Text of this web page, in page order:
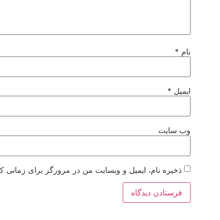
نام *
ایمیل *
وب‌ سایت
ذخیره نام، ایمیل و وبسایت من در مرورگر برای زمانی